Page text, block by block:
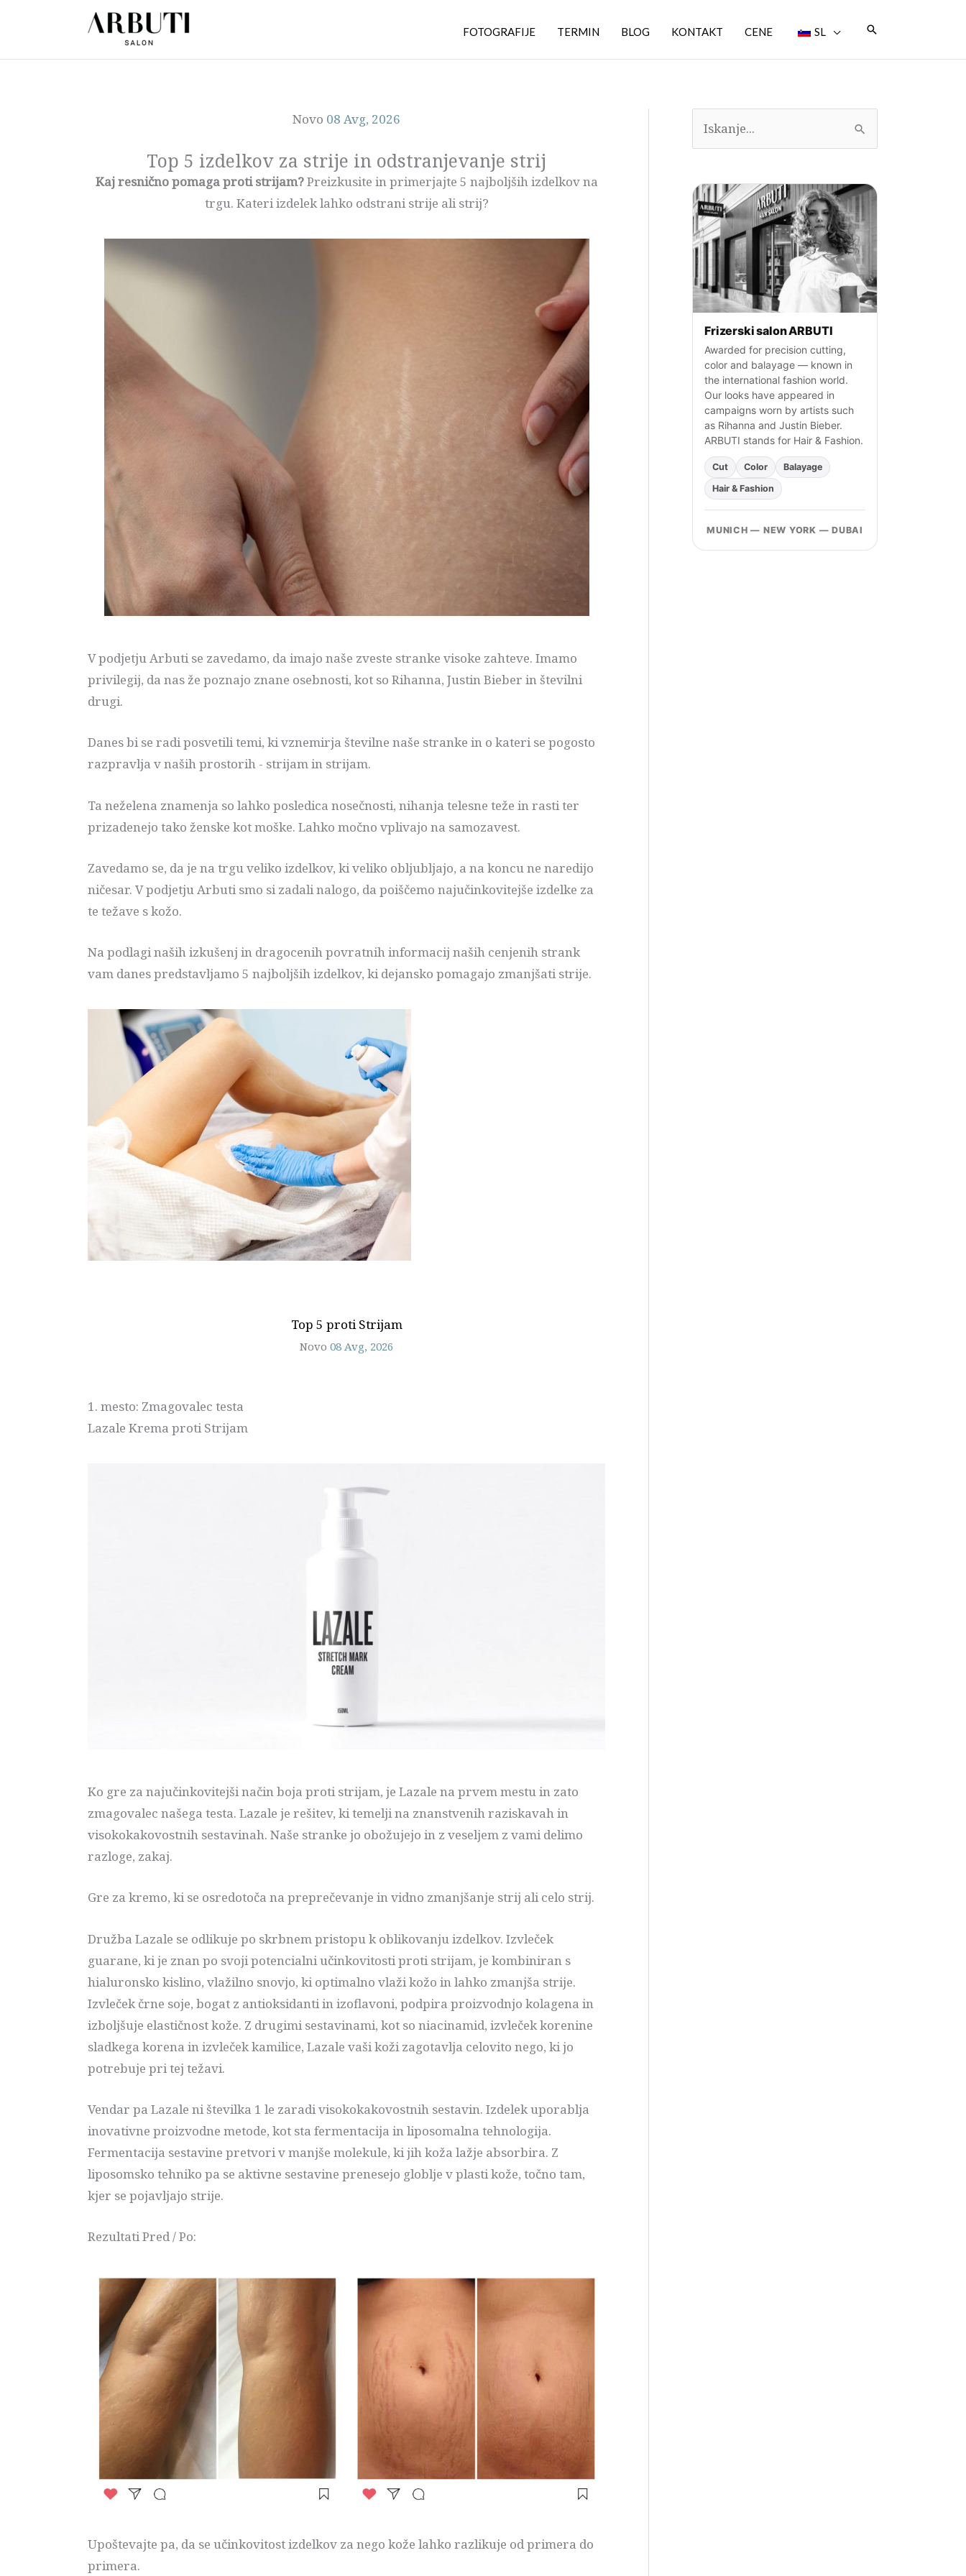
FOTOGRAFIJE TERMIN BLOG KONTAKT CENE SL Iskanje
Novo 08 Avg, 2026
Top 5 izdelkov za strije in odstranjevanje strij
Kaj resnično pomaga proti strijam?Preizkusite in primerjajte 5 najboljših izdelkov na
trgu. Kateri izdelek lahko odstrani strije ali strij?
V podjetju Arbuti se zavedamo, da imajo naše zveste stranke visoke zahteve. Imamo
privilegij, da nas že poznajo znane osebnosti, kot so Rihanna, Justin Bieber in številni
drugi.
Danes bi se radi posvetili temi, ki vznemirja številne naše stranke in o kateri se pogosto
razpravlja v naših prostorih - strijam in strijam.
Ta neželena znamenja so lahko posledica nosečnosti, nihanja telesne teže in rasti ter
prizadenejo tako ženske kot moške. Lahko močno vplivajo na samozavest.
Zavedamo se, da je na trgu veliko izdelkov, ki veliko obljubljajo, a na koncu ne naredijo
ničesar. V podjetju Arbuti smo si zadali nalogo, da poiščemo najučinkovitejše izdelke za
te težave s kožo.
Na podlagi naših izkušenj in dragocenih povratnih informacij naših cenjenih strank
vam danes predstavljamo 5 najboljših izdelkov, ki dejansko pomagajo zmanjšati strije.
Top 5 proti Strijam
Novo 08 Avg, 2026
1. mesto: Zmagovalec testa
Lazale Krema proti Strijam
Ko gre za najučinkovitejši način boja proti strijam, je Lazale na prvem mestu in zato
zmagovalec našega testa. Lazale je rešitev, ki temelji na znanstvenih raziskavah in
visokokakovostnih sestavinah. Naše stranke jo obožujejo in z veseljem z vami delimo
razloge, zakaj.
Gre za kremo, ki se osredotoča na preprečevanje in vidno zmanjšanje strij ali celo strij.
Družba Lazale se odlikuje po skrbnem pristopu k oblikovanju izdelkov. Izvleček
guarane, ki je znan po svoji potencialni učinkovitosti proti strijam, je kombiniran s
hialuronsko kislino, vlažilno snovjo, ki optimalno vlaži kožo in lahko zmanjša strije.
Izvleček črne soje, bogat z antioksidanti in izoflavoni, podpira proizvodnjo kolagena in
izboljšuje elastičnost kože. Z drugimi sestavinami, kot so niacinamid, izvleček korenine
sladkega korena in izvleček kamilice, Lazale vaši koži zagotavlja celovito nego, ki jo
potrebuje pri tej težavi.
Vendar pa Lazale ni številka 1 le zaradi visokokakovostnih sestavin. Izdelek uporablja
inovativne proizvodne metode, kot sta fermentacija in liposomalna tehnologija.
Fermentacija sestavine pretvori v manjše molekule, ki jih koža lažje absorbira. Z
liposomsko tehniko pa se aktivne sestavine prenesejo globlje v plasti kože, točno tam,
kjer se pojavljajo strije.
Rezultati Pred / Po:
Upoštevajte pa, da se učinkovitost izdelkov za nego kože lahko razlikuje od primera do
primera.
n
j
e
:
Frizerski salon ARBUTI
Awarded for precision cutting,
color and balayage — known in
the international fashion world.
Our looks have appeared in
campaigns worn by artists such
as Rihanna and Justin Bieber.
ARBUTI stands for Hair & Fashion.
Cut Color
Balayage
Hair & Fashion
MUNICH — NEW YORK — DUBAI